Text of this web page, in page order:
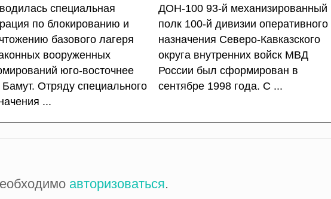
специальная
по блокированию и
базового лагеря
вооруженных
юго-восточнее
Бамут. Отряду специального
...
ДОН-100 93-й механизированный
полк 100-й дивизии оперативного
назначения Северо-Кавказского
округа внутренних войск МВД
России был сформирован в
сентябре 1998 года. С ...
авторизоваться.